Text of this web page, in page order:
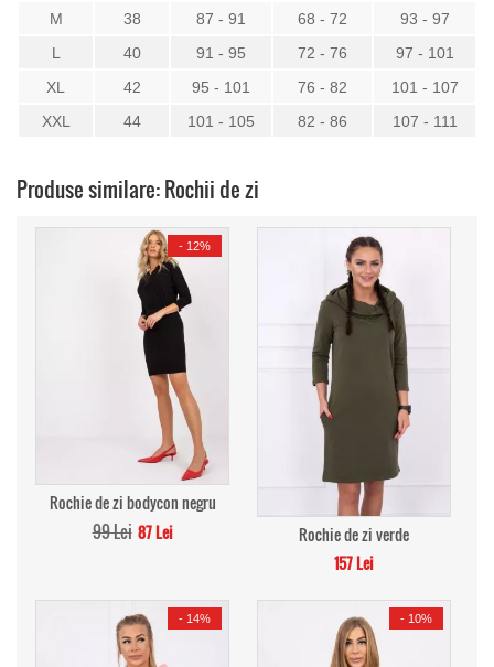
M
38 87 - 91 68 - 72
93 - 97
L
40 91 - 95 72 - 76
97 - 101
XL
42 95 - 101 76 - 82
101 - 107
XXL
44 101 - 105 82 - 86 107 - 111
Produse similare: Rochii de zi
- 12%
Rochie de zi bodycon negru
99 Lei 87 Lei
Rochie de zi verde
157 Lei
- 14% - 10%